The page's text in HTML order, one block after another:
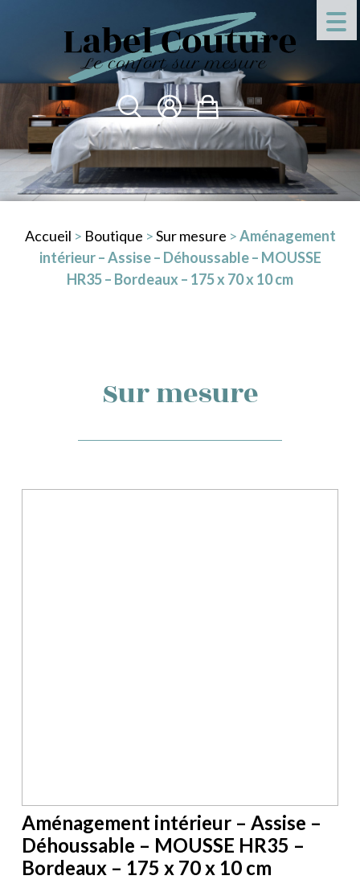
Accueil > Boutique >Sur mesure >Aménagement
intérieur – Assise – Déhoussable – MOUSSE
HR35 – Bordeaux – 175 x 70 x 10 cm
Sur mesure
Aménagement intérieur – Assise –
Déhoussable – MOUSSE HR35 –
Bordeaux – 175 x 70 x 10 cm